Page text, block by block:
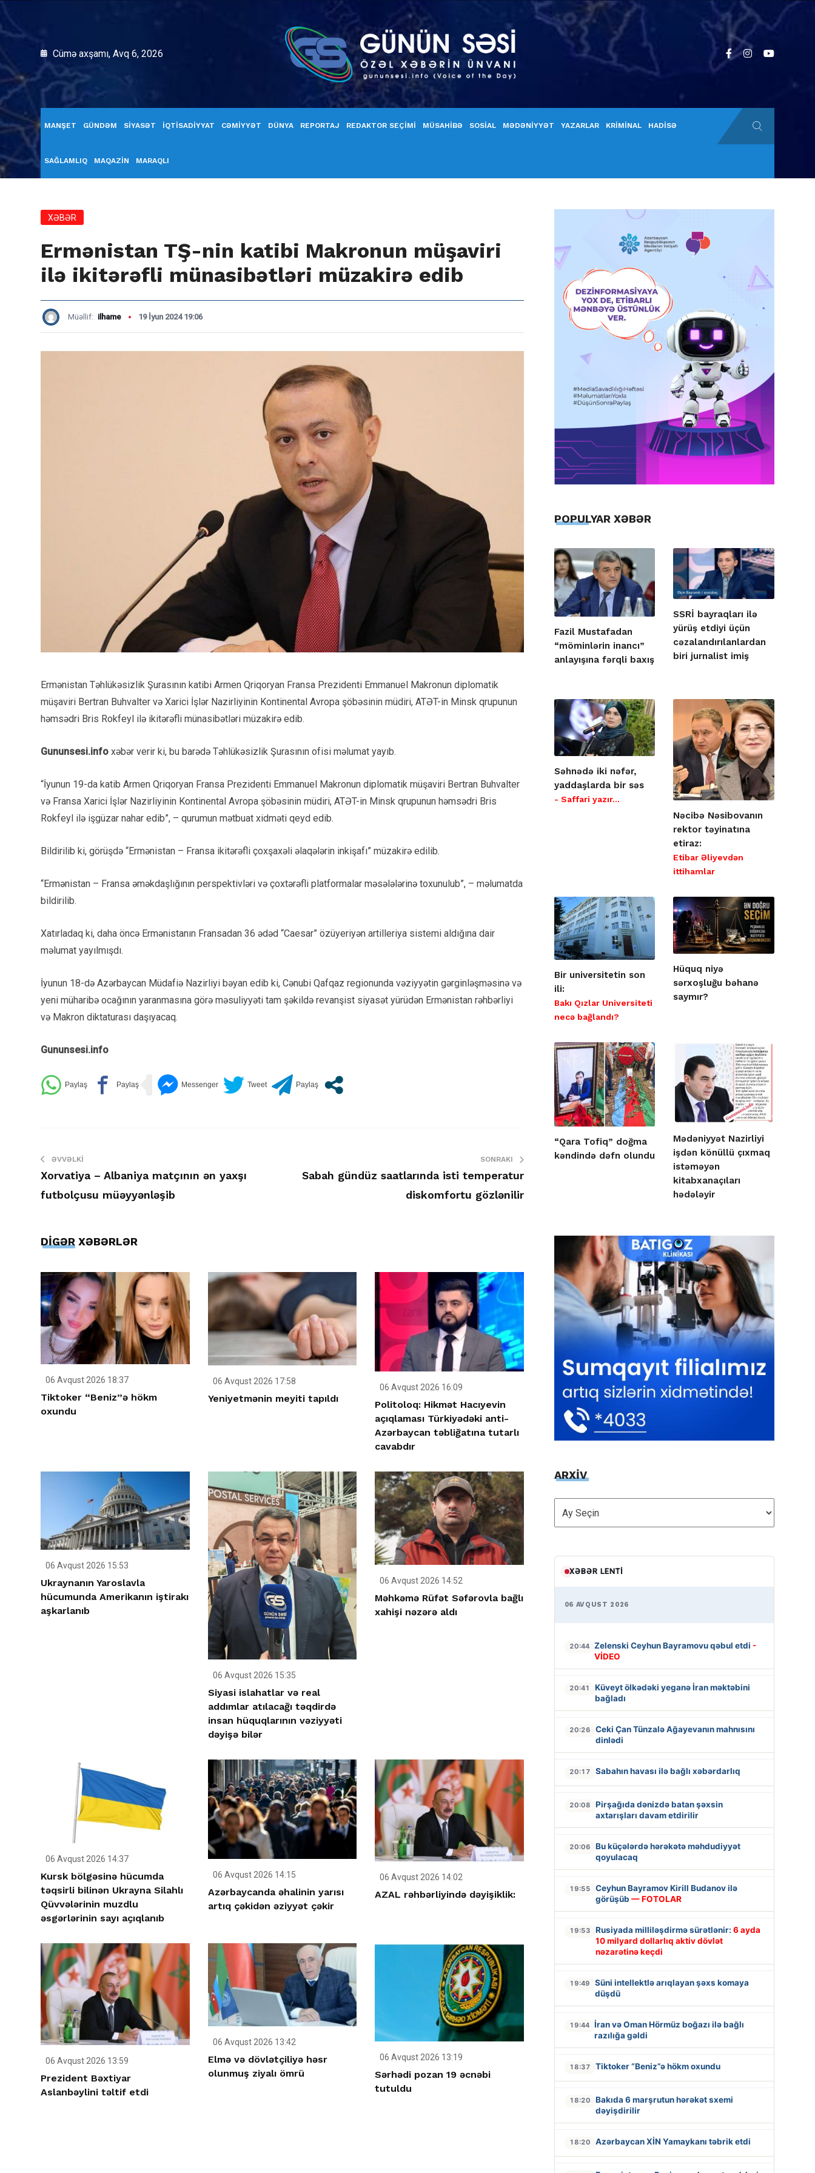
Cümə axşamı, Avq 6, 2026
MANŞET GÜNDƏM SİYASƏT İQTİSADİYYAT CƏMİYYƏT DÜNYA REPORTAJ REDAKTOR SEÇİMİ MÜSAHİBƏ SOSİAL MƏDƏNİYYƏT YAZARLAR KRİMİNAL HADİSƏ
SAĞLAMLIQ MAQAZİN MARAQLI
XƏBƏR
Ermənistan TŞ-nin katibi Makronun müşaviri
ilə ikitərəfli münasibətləri müzakirə edib
Müəllif: ilhame 19 İyun 2024 19:06
Ermənistan Təhlükəsizlik Şurasının katibi Armen Qriqoryan Fransa Prezidenti Emmanuel Makronun diplomatik
müşaviri Bertran Buhvalter və Xarici İşlər Nazirliyinin Kontinental Avropa şöbəsinin müdiri, ATƏT-in Minsk qrupunun
həmsədri Bris Rokfeyl ilə ikitərəfli münasibətləri müzakirə edib.
Gununsesi.info xəbər verir ki, bu barədə Təhlükəsizlik Şurasının ofisi məlumat yayıb.
“İyunun 19-da katib Armen Qriqoryan Fransa Prezidenti Emmanuel Makronun diplomatik müşaviri Bertran Buhvalter
və Fransa Xarici İşlər Nazirliyinin Kontinental Avropa şöbəsinin müdiri, ATƏT-in Minsk qrupunun həmsədri Bris
Rokfeyl ilə işgüzar nahar edib”, – qurumun mətbuat xidməti qeyd edib.
Bildirilib ki, görüşdə “Ermənistan – Fransa ikitərəfli çoxşaxəli əlaqələrin inkişafı” müzakirə edilib.
“Ermənistan – Fransa əməkdaşlığının perspektivləri və çoxtərəfli platformalar məsələlərinə toxunulub”, – məlumatda
bildirilib.
Xatırladaq ki, daha öncə Ermənistanın Fransadan 36 ədəd “Caesar” özüyeriyən artilleriya sistemi aldığına dair
məlumat yayılmışdı.
İyunun 18-də Azərbaycan Müdafiə Nazirliyi bəyan edib ki, Cənubi Qafqaz regionunda vəziyyətin gərginləşməsinə və
yeni müharibə ocağının yaranmasına görə məsuliyyəti tam şəkildə revanşist siyasət yürüdən Ermənistan rəhbərliyi
və Makron diktaturası daşıyacaq.
Gununsesi.info
ƏVVƏLKI
Xorvatiya – Albaniya matçının ən yaxşı
futbolçusu müəyyənləşib
SONRAKI
Sabah gündüz saatlarında isti temperatur
diskomfortu gözlənilir
DİGƏR XƏBƏRLƏR
06 Avqust 2026 18:37
Tiktoker “Beniz”ə hökm
oxundu
06 Avqust 2026 17:58
Yeniyetmənin meyiti tapıldı
06 Avqust 2026 16:09
Politoloq: Hikmət Hacıyevin
açıqlaması Türkiyədəki anti-
Azərbaycan təbliğatına tutarlı
cavabdır
06 Avqust 2026 15:53
Ukraynanın Yaroslavla
hücumunda Amerikanın iştirakı
aşkarlanıb
06 Avqust 2026 15:35
Siyasi islahatlar və real
addımlar atılacağı təqdirdə
insan hüquqlarının vəziyyəti
dəyişə bilər
06 Avqust 2026 14:52
Məhkəmə Rüfət Səfərovla bağlı
xahişi nəzərə aldı
06 Avqust 2026 14:37
Kursk bölgəsinə hücumda
təqsirli bilinən Ukrayna Silahlı
Qüvvələrinin muzdlu
əsgərlərinin sayı açıqlanıb
06 Avqust 2026 14:15
Azərbaycanda əhalinin yarısı
artıq çəkidən əziyyət çəkir
06 Avqust 2026 14:02
AZAL rəhbərliyində dəyişiklik:
06 Avqust 2026 13:59
Prezident Bəxtiyar
Aslanbəylini təltif etdi
06 Avqust 2026 13:42
Elmə və dövlətçiliyə həsr
olunmuş ziyalı ömrü
06 Avqust 2026 13:19
Sərhədi pozan 19 əcnəbi
tutuldu
POPULYAR XƏBƏR
Fazil Mustafadan
“möminlərin inancı”
anlayışına fərqli baxış
SSRİ bayraqları ilə
yürüş etdiyi üçün
cəzalandırılanlardan
biri jurnalist imiş
Səhnədə iki nəfər,
yaddaşlarda bir səs
- Saffari yazır…
Nəcibə Nəsibovanın
rektor təyinatına
etiraz:
Etibar Əliyevdən
ittihamlar
Bir universitetin son
ili:
Bakı Qızlar Universiteti
necə bağlandı?
Hüquq niyə
sərxoşluğu bəhanə
saymır?
“Qara Tofiq” doğma
kəndində dəfn olundu
Mədəniyyət Nazirliyi
işdən könüllü çıxmaq
istəməyən
kitabxanaçıları
hədələyir
ARXİV
ARXİV
XƏBƏR LENTI
06 AVQUST 2026
20:44 Zelenski Ceyhun Bayramovu qəbul etdi -
VİDEO
20:41
Küveyt ölkədəki yeganə İran məktəbini
bağladı
20:26
Ceki Çan Tünzalə Ağayevanın mahnısını
dinlədi
20:17 Sabahın havası ilə bağlı xəbərdarlıq
20:08
Pirşağıda dənizdə batan şəxsin
axtarışları davam etdirilir
20:06
Bu küçələrdə hərəkətə məhdudiyyət
qoyulacaq
19:55
Ceyhun Bayramov Kirill Budanov ilə
görüşüb — FOTOLAR
19:53 Rusiyada milliləşdirmə sürətlənir: 6 ayda
10 milyard dollarlıq aktiv dövlət
nəzarətinə keçdi
19:49
Süni intellektlə arıqlayan şəxs komaya
düşdü
19:44 İran və Oman Hörmüz boğazı ilə bağlı
razılığa gəldi
18:37 Tiktoker “Beniz”ə hökm oxundu
18:20
Bakıda 6 marşrutun hərəkət sxemi
dəyişdirilir
18:20 Azərbaycan XİN Yamaykanı təbrik etdi